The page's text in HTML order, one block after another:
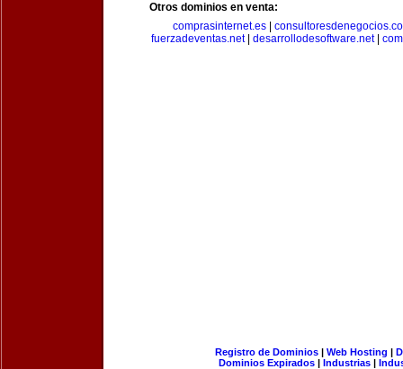
Otros dominios en venta:
comprasinternet.es|
fuerzadeventas.net| desarrollodesoftware.net|
Registro de Dominios| Web Hosting |
Dominios Expirados | Industrias |